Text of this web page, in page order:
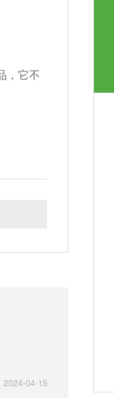
，它不
2024-04-15